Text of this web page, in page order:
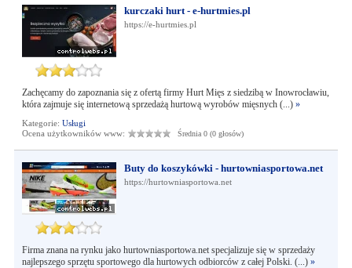
kurczaki hurt - e-hurtmies.pl
https://e-hurtmies.pl
Zachęcamy do zapoznania się z ofertą firmy Hurt Mięs z siedzibą w Inowrocławiu,
która zajmuje się internetową sprzedażą hurtową wyrobów mięsnych (...) »
Kategorie: Usługi
Ocena użytkowników www:
Średnia 0 (0 głosów)
Buty do koszykówki - hurtowniasportowa.net
https://hurtowniasportowa.net
Firma znana na rynku jako hurtowniasportowa.net specjalizuje się w sprzedaży
najlepszego sprzętu sportowego dla hurtowych odbiorców z całej Polski. (...) »